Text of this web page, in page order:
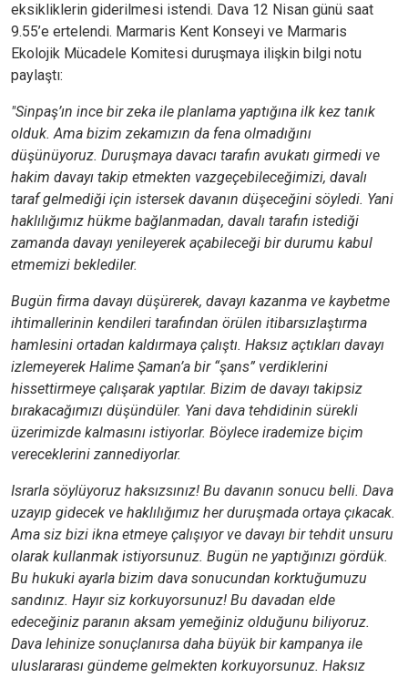
eksikliklerin giderilmesi istendi. Dava 12 Nisan günü saat
9.55’e ertelendi. Marmaris Kent Konseyi ve Marmaris
Ekolojik Mücadele Komitesi duruşmaya ilişkin bilgi notu
paylaştı:
"Sinpaş’ın ince bir zeka ile planlama yaptığına ilk kez tanık
olduk. Ama bizim zekamızın da fena olmadığını
düşünüyoruz. Duruşmaya davacı tarafın avukatı girmedi ve
hakim davayı takip etmekten vazgeçebileceğimizi, davalı
taraf gelmediği için istersek davanın düşeceğini söyledi. Yani
haklılığımız hükme bağlanmadan, davalı tarafın istediği
zamanda davayı yenileyerek açabileceği bir durumu kabul
etmemizi beklediler.
Bugün firma davayı düşürerek, davayı kazanma ve kaybetme
ihtimallerinin kendileri tarafından örülen itibarsızlaştırma
hamlesini ortadan kaldırmaya çalıştı. Haksız açtıkları davayı
izlemeyerek Halime Şaman’a bir “şans” verdiklerini
hissettirmeye çalışarak yaptılar. Bizim de davayı takipsiz
bırakacağımızı düşündüler. Yani dava tehdidinin sürekli
üzerimizde kalmasını istiyorlar. Böylece irademize biçim
vereceklerini zannediyorlar.
Israrla söylüyoruz haksızsınız! Bu davanın sonucu belli. Dava
uzayıp gidecek ve haklılığımız her duruşmada ortaya çıkacak.
Ama siz bizi ikna etmeye çalışıyor ve davayı bir tehdit unsuru
olarak kullanmak istiyorsunuz. Bugün ne yaptığınızı gördük.
Bu hukuki ayarla bizim dava sonucundan korktuğumuzu
sandınız. Hayır siz korkuyorsunuz! Bu davadan elde
edeceğiniz paranın aksam yemeğiniz olduğunu biliyoruz.
Dava lehinize sonuçlanırsa daha büyük bir kampanya ile
uluslararası gündeme gelmekten korkuyorsunuz. Haksız